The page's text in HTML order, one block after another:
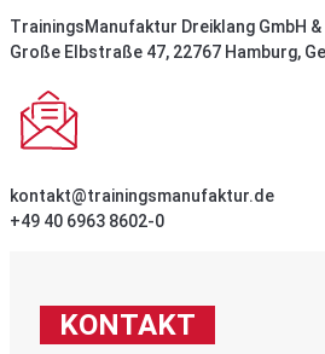
TrainingsManufaktur Dreiklang GmbH &
Große Elbstraße 47, 22767 Hamburg,
kontakt@trainingsmanufaktur.de
+49 40 6963 8602-0
KONTAKT